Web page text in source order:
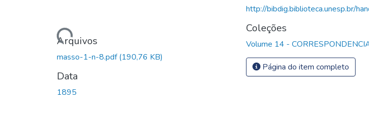
Carregando...
Arquivos
masso-1-n-8.pdf(190,76 KB)
Data
1895
http://bibdig.biblioteca.unesp.br/
Coleções
Volume 14 -
Página do item completo